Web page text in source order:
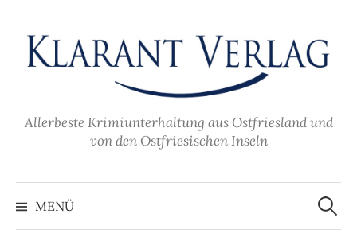
Inhalt
überspringen
Allerbeste Krimiunterhaltung aus Ostfriesland und
von den Ostfriesischen Inseln
MENÜ
Suche
nach: